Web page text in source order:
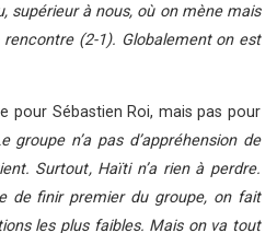
supérieur à nous, où on mène mais
(2-1). Globalement on est
pour Sébastien Roi, mais pas pour
groupe n’a pas d’appréhension de
Surtout, Haïti n’a rien à perdre.
de finir premier du groupe, on fait
les plus faibles. Mais on va tout